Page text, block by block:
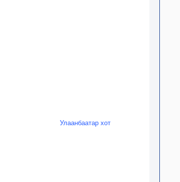
Улаанбаатар хот